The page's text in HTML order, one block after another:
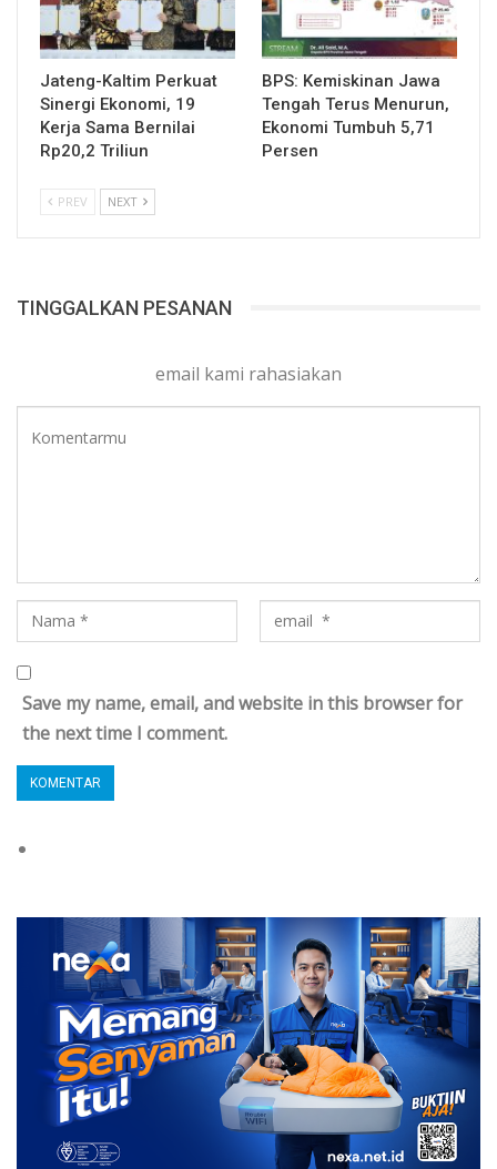
Jateng-Kaltim Perkuat
Sinergi Ekonomi, 19
Kerja Sama Bernilai
Rp20,2 Triliun
BPS: Kemiskinan Jawa
Tengah Terus Menurun,
Ekonomi Tumbuh 5,71
Persen
PREV NEXT
TINGGALKAN PESANAN
email kami rahasiakan
Save my name, email, and website in this browser for
the next time I comment.